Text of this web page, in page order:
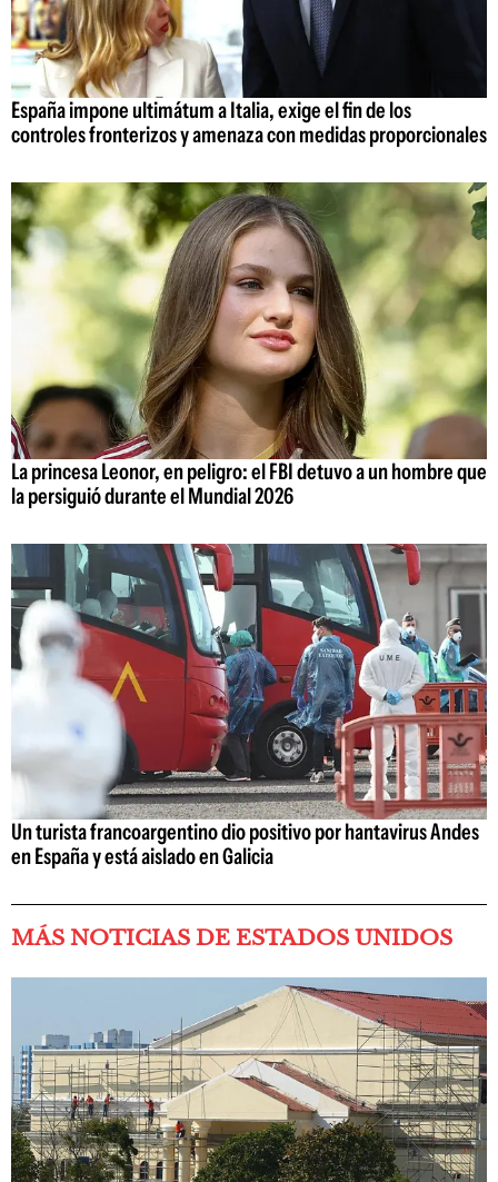
España impone ultimátum a Italia, exige el fin de los
controles fronterizos y amenaza con medidas proporcionales
La princesa Leonor, en peligro: el FBI detuvo a un hombre que
la persiguió durante el Mundial 2026
Un turista francoargentino dio positivo por hantavirus Andes
en España y está aislado en Galicia
MÁS NOTICIAS DE ESTADOS UNIDOS